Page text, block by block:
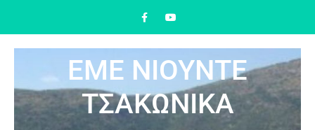
ΕΜΕ ΝΙΟΥΝΤΕ
ΤΣΑΚΩΝΙΚΑ